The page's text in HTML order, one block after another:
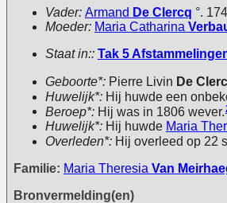
Vader: Armand De Clercq °.
Moeder: Maria Catharina
Staat in:: Tak 5
Geboorte*: Pierre Livin De
Huwelijk*: Hij huwde een
Beroep*: Hij was in 1806 wever.
Huwelijk*: Hij huwde Maria
Overleden*: Hij overleed op 22
Familie: Maria Theresia Van
Bronvermelding(en)